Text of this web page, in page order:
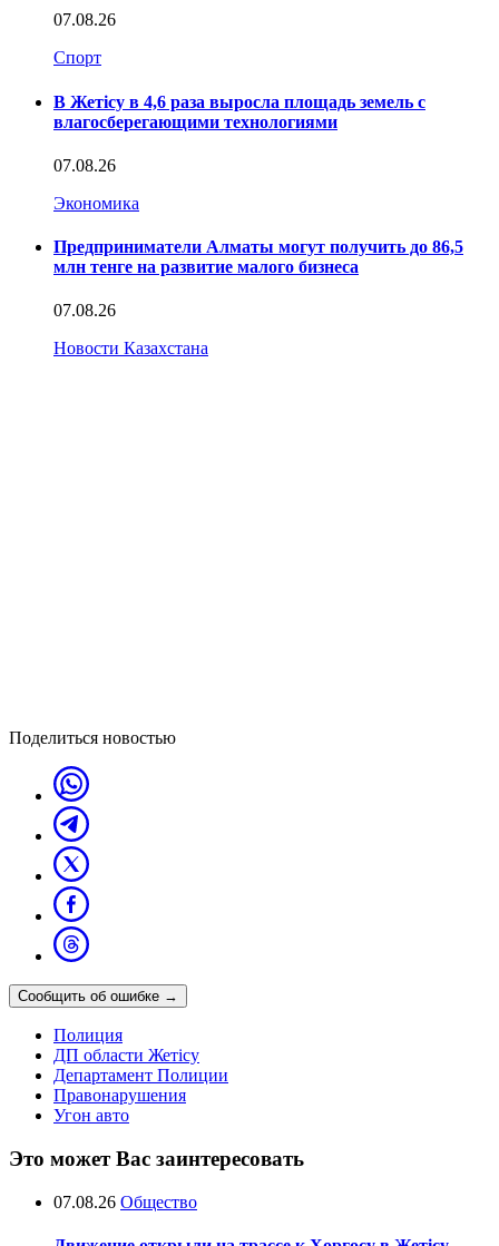
07.08.26
Спорт
В Жетісу в 4,6 раза выросла площадь земель с
влагосберегающими технологиями
07.08.26
Экономика
Предприниматели Алматы могут получить до 86,5
млн тенге на развитие малого бизнеса
07.08.26
Новости Казахстана
Поделиться новостью
Сообщить об ошибке →
Полиция
ДП области Жетісу
Департамент Полиции
Правонарушения
Угон авто
Это может Вас заинтересовать
07.08.26 Общество